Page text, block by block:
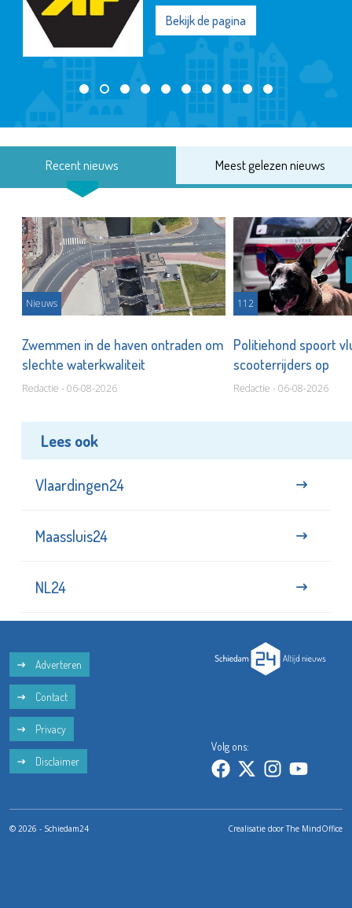
Bekijk de pagina
Recent nieuws Meest gelezen nieuws
Nieuws
Zwemmen in de haven ontraden om
slechte waterkwaliteit
Redactie - 06-08-2026
112
Politiehond spoort
scooterrijders op
Redactie - 06-08-2026
Lees ook
Vlaardingen24
Maassluis24
NL24
Adverteren
Contact
Privacy
Disclaimer
Volg ons:
© 2026 - Schiedam24 Crealisatie doorThe MindOffice